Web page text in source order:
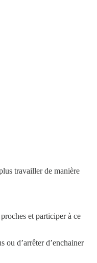
travailler de manière
et participer à ce
ou d’arrêter d’enchainer